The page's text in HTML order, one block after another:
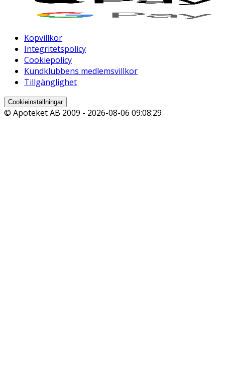
Köpvillkor
Integritetspolicy
Cookiepolicy
Kundklubbens medlemsvillkor
Tillgänglighet
Cookieinställningar
© Apoteket AB 2009 - 2026-08-06 09:08:29